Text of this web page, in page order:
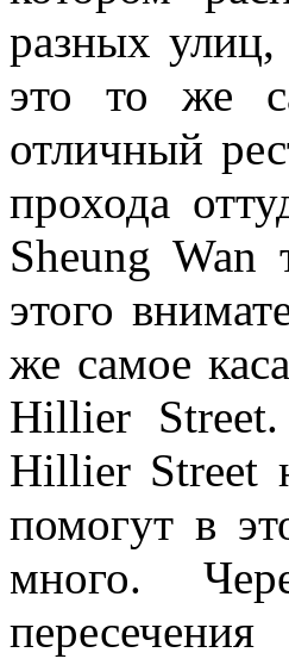
разных улиц,
это то же
отличный
прохода
Sheung Wan
этого
же самое
Hillier
Hillier Street
помогут в
много.